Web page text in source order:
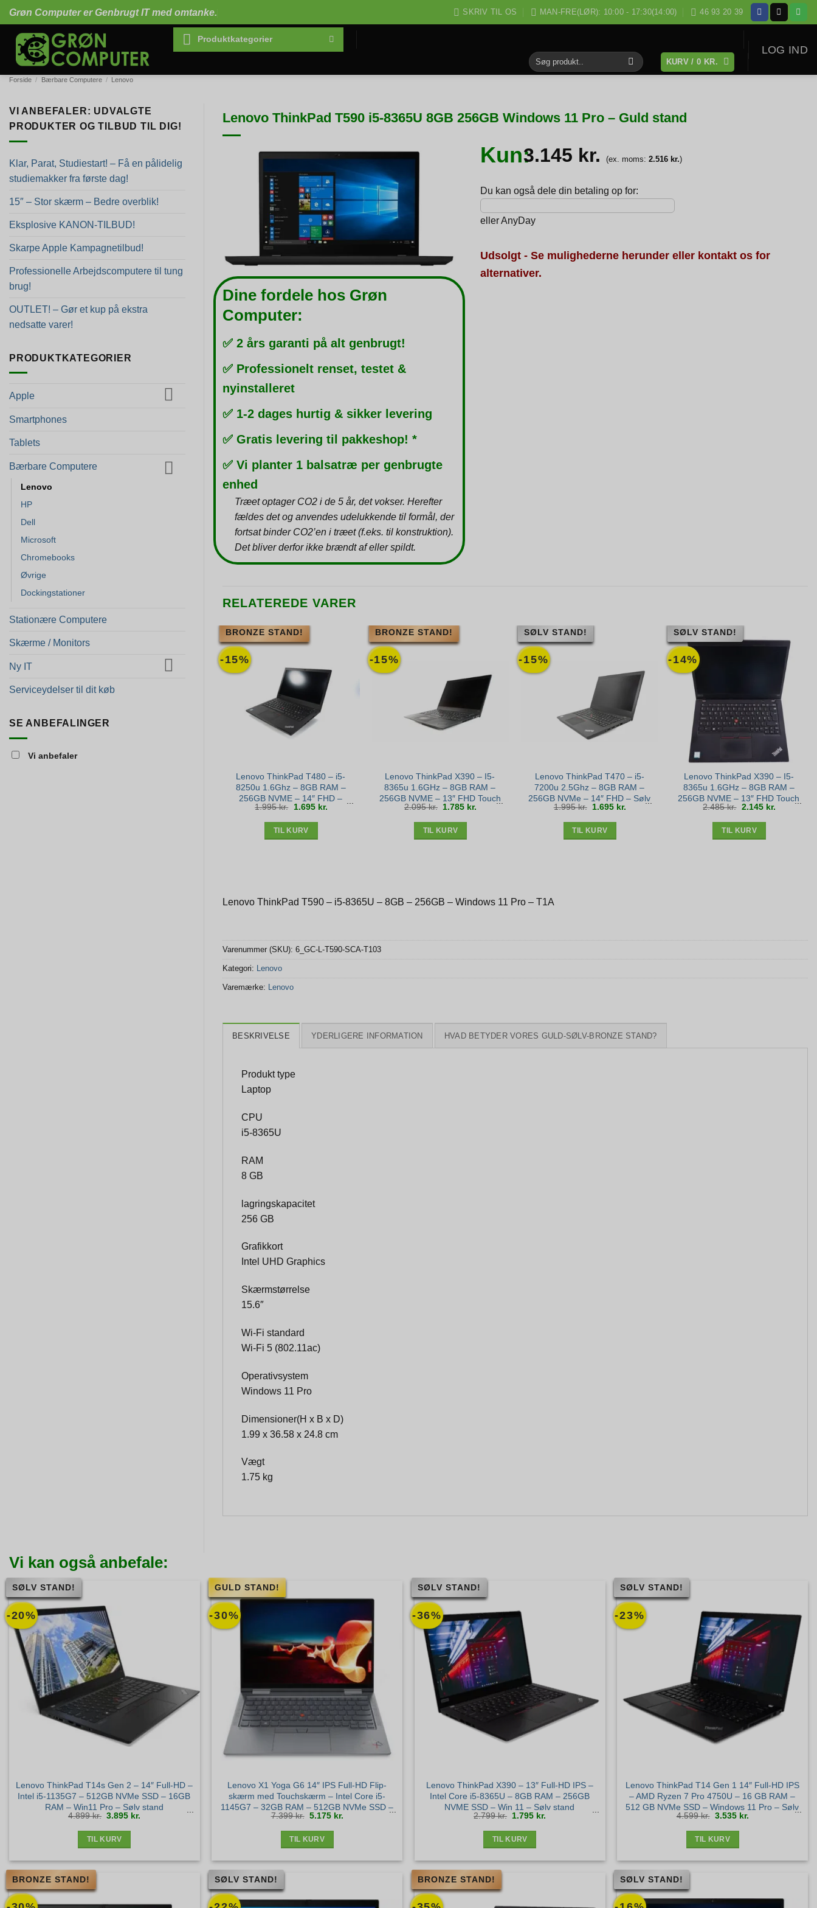
Fortsæt
til
indhold
Grøn Computer er Genbrugt IT med omtanke. SKRIV TIL OS MAN-FRE(LØR): 10:00 - 17:30(14:00) 46 93 20 39
Produktkategorier
Søg
efter:
KURV /0 KR.
LOG IND
Forside / Bærbare Computere / Lenovo
VI ANBEFALER: UDVALGTE
PRODUKTER OG TILBUD TIL DIG!
Klar, Parat, Studiestart! – Få en pålidelig
studiemakker fra første dag!
15″ – Stor skærm – Bedre overblik!
Eksplosive KANON-TILBUD!
Skarpe Apple Kampagnetilbud!
Professionelle Arbejdscomputere til tung
brug!
OUTLET! – Gør et kup på ekstra
nedsatte varer!
PRODUKTKATEGORIER
Apple
Smartphones
Tablets
Bærbare Computere
Lenovo
HP
Dell
Microsoft
Chromebooks
Øvrige
Dockingstationer
Stationære Computere
Skærme / Monitors
Ny IT
Serviceydelser til dit køb
SE ANBEFALINGER
Vi anbefaler
Lenovo ThinkPad T590 i5-8365U 8GB 256GB Windows 11 Pro – Guld stand
Dine fordele hos Grøn
Computer:
✅ 2 års garanti på alt genbrugt!
✅ Professionelt renset, testet &
nyinstalleret
✅ 1-2 dages hurtig & sikker levering
✅ Gratis levering til pakkeshop! *
✅ Vi planter 1 balsatræ per genbrugte
enhed
Træet optager CO2 i de 5 år, det vokser. Herefter
fældes det og anvendes udelukkende til formål, der
fortsat binder CO2’en i træet (f.eks. til konstruktion).
Det bliver derfor ikke brændt af eller spildt.
Kun:3.145 kr. (ex. moms:2.516 kr.)
Du kan også dele din betaling op for:
ellerAnyDay
Udsolgt - Se mulighederne herunder eller kontakt os for
alternativer.
RELATEREDE VARER
-15%
BRONZE STAND!
Lenovo ThinkPad T480 – i5-
8250u 1.6Ghz – 8GB RAM –
256GB NVME – 14″ FHD –
Bronze stand
1.995kr. Den
oprindelige
pris
1.695 kr.Den
aktuelle
pris
TIL KURV
-15%
BRONZE STAND!
Lenovo ThinkPad X390 – I5-
8365u 1.6GHz – 8GB RAM –
256GB NVME – 13″ FHD Touch
– Win 11 – Bronze stand
2.095kr. Den
oprindelige
pris
1.785 kr.
TIL KURV
-15%
SØLV STAND!
Lenovo ThinkPad T470 – i5-
7200u 2.5Ghz – 8GB RAM –
256GB NVMe – 14″ FHD – Sølv
stand
1.995kr. Den
oprindelige
pris
1.695 kr.
TIL KURV
-14%
SØLV STAND!
Lenovo ThinkPad X390 – I5-
8365u 1.6GHz – 8GB RAM –
256GB NVME – 13″ FHD Touch
– Win 11 – Sølv stand
2.485kr. Den
oprindelige
pris
2.145 kr.Den
aktuelle
pris
TIL KURV
Lenovo ThinkPad T590 – i5-8365U – 8GB – 256GB – Windows 11 Pro – T1A
Varenummer (SKU): 6_GC-L-T590-SCA-T103
Kategori: Lenovo
Varemærke: Lenovo
BESKRIVELSE YDERLIGERE INFORMATION HVAD BETYDER VORES GULD-SØLV-BRONZE STAND?
Produkt type
Laptop
CPU
i5-8365U
RAM
8 GB
lagringskapacitet
256 GB
Grafikkort
Intel UHD Graphics
Skærmstørrelse
15.6″
Wi-Fi standard
Wi-Fi 5 (802.11ac)
Operativsystem
Windows 11 Pro
Dimensioner(H x B x D)
1.99 x 36.58 x 24.8 cm
Vægt
1.75 kg
Vi kan også anbefale:
-20%
SØLV STAND!
Lenovo ThinkPad T14s Gen 2 – 14″ Full-HD –
Intel i5-1135G7 – 512GB NVMe SSD – 16GB
RAM – Win11 Pro – Sølv stand
4.899kr. Den
oprindelige
pris
3.895 kr.
TIL KURV
-30%
GULD STAND!
Lenovo X1 Yoga G6 14″ IPS Full-HD Flip-
skærm med Touchskærm – Intel Core i5-
1145G7 – 32GB RAM – 512GB NVMe SSD –
Windows 11 Pro – Guld stand
7.399kr. Den
oprindelige
pris
5.175 kr.Den
aktuelle
pris
TIL KURV
-36%
SØLV STAND!
Lenovo ThinkPad X390 – 13″ Full-HD IPS –
Intel Core i5-8365U – 8GB RAM – 256GB
NVME SSD – Win 11 – Sølv stand
2.799kr. Den
oprindelige
pris
1.795 kr.
TIL KURV
-23%
SØLV STAND!
Lenovo ThinkPad T14 Gen 1 14″ Full-HD IPS
– AMD Ryzen 7 Pro 4750U – 16 GB RAM –
512 GB NVMe SSD – Windows 11 Pro – Sølv
stand
4.599kr. Den
oprindelige
pris
3.535 kr.Den
aktuelle
pris
TIL KURV
BRONZE STAND! SØLV STAND! BRONZE STAND! SØLV STAND!